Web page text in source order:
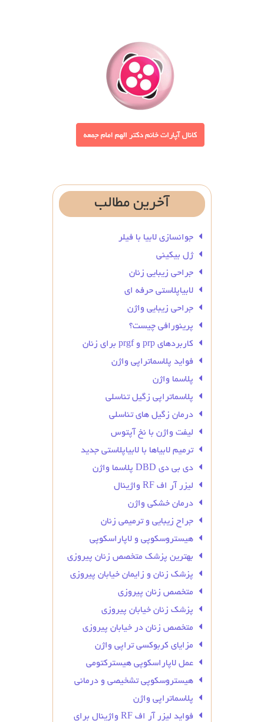
آخرین مطالب
جوانسازی لابیا با فیلر
ژل بیکینی
جراحی زیبایی زنان
لابیاپلاستی حرفه ای
جراحی زیبایی واژن
پرینورافی چیست؟
کاربردهای prp و prgf برای زنان
فواید پلاسماتراپی واژن
پلاسما واژن
پلاسماتراپی زگیل تناسلی
درمان زگیل‌ های تناسلی
لیفت واژن با نخ آپتوس
ترمیم لابیاها با لابیاپلاستی جدید
دی بی دی DBD پلاسما واژن
لیزر آر اف RF واژینال
درمان خشکی واژن
جراح زیبایی و ترمیمی زنان
هیستروسکوپی و لاپاراسکوپی
بهترین پزشک متخصص زنان پیروزی
پزشک زنان و زایمان خیابان پیروزی
متخصص زنان پیروزی
پزشک زنان خیابان پیروزی
متخصص زنان در خیابان پیروزی
مزایای کربوکسی تراپی واژن
عمل لاپاراسکوپی هیسترکتومی
هیستروسکوپی تشخیصی و درمانی
پلاسماتراپی واژن
فواید لیزر آر اف RF واژینال برای